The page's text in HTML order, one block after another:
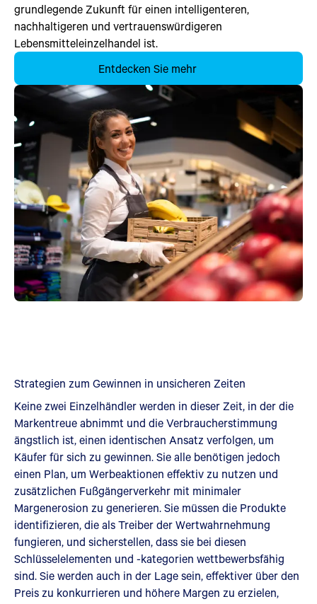
grundlegende Zukunft für einen intelligenteren,
nachhaltigeren und vertrauenswürdigeren
Lebensmitteleinzelhandel ist.
Entdecken Sie mehr
Strategien zum Gewinnen in unsicheren Zeiten
Keine zwei Einzelhändler werden in dieser Zeit, in der die
Markentreue abnimmt und die Verbraucherstimmung
ängstlich ist, einen identischen Ansatz verfolgen, um
Käufer für sich zu gewinnen. Sie alle benötigen jedoch
einen Plan, um Werbeaktionen effektiv zu nutzen und
zusätzlichen Fußgängerverkehr mit minimaler
Margenerosion zu generieren. Sie müssen die Produkte
identifizieren, die als Treiber der Wertwahrnehmung
fungieren, und sicherstellen, dass sie bei diesen
Schlüsselelementen und -kategorien wettbewerbsfähig
sind. Sie werden auch in der Lage sein, effektiver über den
Preis zu konkurrieren und höhere Margen zu erzielen,